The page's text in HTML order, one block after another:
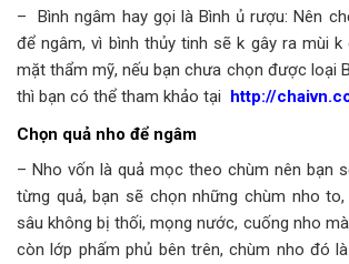
– Bình ngâm hay gọi là Bình ủ rượu: Nên
để ngâm, vì bình thủy tinh sẽ k gây ra mùi
mặt thẩm mỹ, nếu bạn chưa chọn được loại
thì bạn có thể tham khảo tại http://
Chọn quả nho để ngâm
– Nho vốn là quả mọc theo chùm nên bạn
từng quả, bạn sẽ chọn những chùm nho
sâu không bị thối, mọng nước, cuống nho
còn lớp phấm phủ bên trên, chùm nho đó